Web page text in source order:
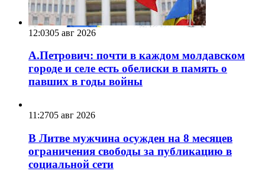
12:0305 авг 2026
А.Петрович: почти в каждом молдавском
городе и селе есть обелиски в память о
павших в годы войны
11:2705 авг 2026
В Литве мужчина осужден на 8 месяцев
ограничения свободы за публикацию в
социальной сети